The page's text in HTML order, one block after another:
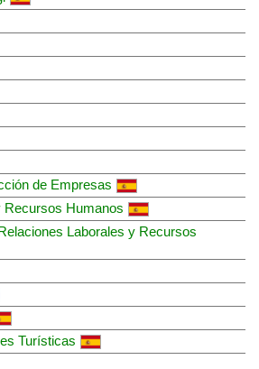
de Empresas
Recursos Humanos
Laborales y Recursos
Turísticas